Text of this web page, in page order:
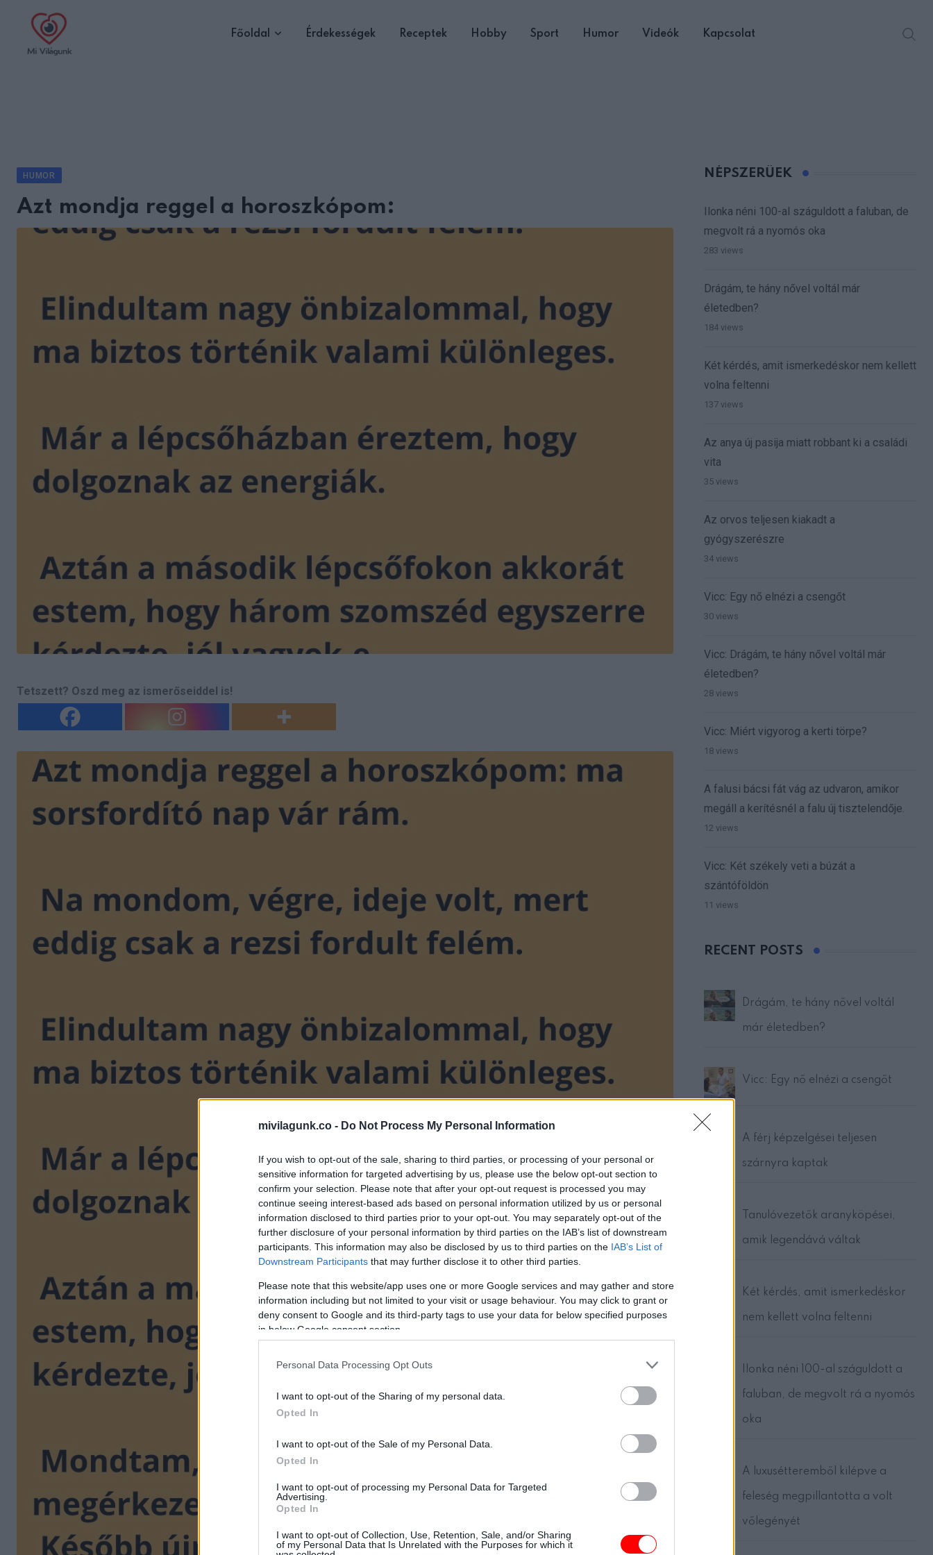
mivilagunk.co - Do Not Process My Personal Information
If you wish to opt-out of the sale, sharing to third parties, or processing of your personal or
sensitive information for targeted advertising by us, please use the below opt-out section to
confirm your selection. Please note that after your opt-out request is processed you may
continue seeing interest-based ads based on personal information utilized by us or personal
information disclosed to third parties prior to your opt-out. You may separately opt-out of the
further disclosure of your personal information by third parties on the IAB’s list of downstream
participants. This information may also be disclosed by us to third parties on the IAB’s List of
Downstream Participants that may further disclose it to other third parties.
Please note that this website/app uses one or more Google services and may gather and store
information including but not limited to your visit or usage behaviour. You may click to grant or
deny consent to Google and its third-party tags to use your data for below specified purposes
in below Google consent section.
Personal Data Processing Opt Outs
I want to opt-out of the Sharing of my personal data.
Opted In
I want to opt-out of the Sale of my Personal Data.
Opted In
I want to opt-out of processing my Personal Data for Targeted
Advertising.
Opted In
I want to opt-out of Collection, Use, Retention, Sale, and/or Sharing
of my Personal Data that Is Unrelated with the Purposes for which it
content
Főoldal Érdekességek Receptek Hobby Sport Humor Videók Kapcsolat
HUMOR
Azt mondja reggel a horoszkópom:
Tetszett? Oszd meg az ismerőseiddel is!
NÉPSZERŰEK
Ilonka néni 100-al száguldott a faluban, de
megvolt rá a nyomós oka
283 views
Drágám, te hány nővel voltál már
életedben?
184 views
Két kérdés, amit ismerkedéskor nem kellett
volna feltenni
137 views
Az anya új pasija miatt robbant ki a családi
vita
35 views
Az orvos teljesen kiakadt a
gyógyszerészre
34 views
Vicc: Egy nő elnézi a csengőt
30 views
Vicc: Drágám, te hány nővel voltál már
életedben?
28 views
Vicc: Miért vigyorog a kerti törpe?
18 views
A falusi bácsi fát vág az udvaron, amikor
megáll a kerítésnél a falu új tisztelendője.
12 views
Vicc: Két székely veti a búzát a
szántóföldön
11 views
RECENT POSTS
Drágám, te hány nővel voltál
már életedben?
Vicc: Egy nő elnézi a csengőt
A férj képzelgései teljesen
szárnyra kaptak
Tanulóvezetők aranyköpései,
amik legendává váltak
Két kérdés, amit ismerkedéskor
nem kellett volna feltenni
Ilonka néni 100-al száguldott a
faluban, de megvolt rá a nyomós
oka
A luxusétteremből kilépve a
feleség megpillantotta a volt
vőlegényét